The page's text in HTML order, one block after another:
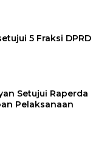
5 Fraksi DPRD
Setujui Raperda
Pelaksanaan